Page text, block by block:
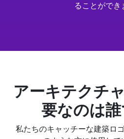
ることができ
アーキテクチ
要なのは
私たちのキャッチーな建築ロ